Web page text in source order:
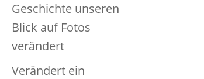
Geschichte unseren
Blick auf Fotos
verändert
Verändert ein